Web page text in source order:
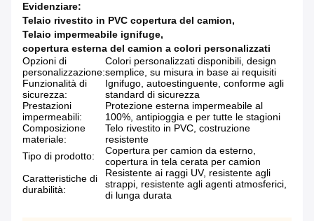
Evidenziare:
Telaio rivestito in PVC copertura del camion,
Telaio impermeabile ignifuge,
copertura esterna del camion a colori personalizzati
Opzioni di
personalizzazione:
Colori personalizzati disponibili, design
semplice, su misura in base ai requisiti
Funzionalità di
sicurezza:
Ignifugo, autoestinguente, conforme agli
standard di sicurezza
Prestazioni
impermeabili:
Protezione esterna impermeabile al
100%, antipioggia e per tutte le stagioni
Composizione
materiale:
Telo rivestito in PVC, costruzione
resistente
Tipo di prodotto:
Copertura per camion da esterno,
copertura in tela cerata per camion
Caratteristiche di
durabilità:
Resistente ai raggi UV, resistente agli
strappi, resistente agli agenti atmosferici,
di lunga durata